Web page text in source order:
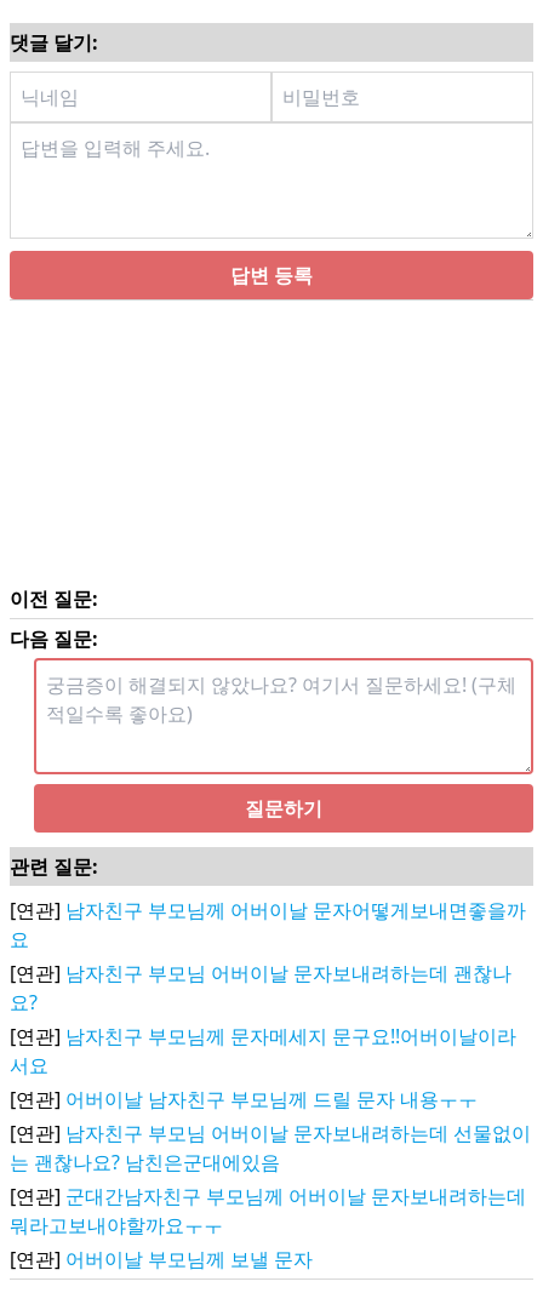
댓글 달기:
답변 등록
이전 질문:
다음 질문:
질문하기
관련 질문:
[연관] 남자친구 부모님께 어버이날 문자어떻게보내면좋을까
요
[연관] 남자친구 부모님 어버이날 문자보내려하는데 괜찮나
요?
[연관] 남자친구 부모님께 문자메세지 문구요!!어버이날이라
서요
[연관] 어버이날 남자친구 부모님께 드릴 문자 내용ㅜㅜ
[연관] 남자친구 부모님 어버이날 문자보내려하는데 선물없이
는 괜찮나요? 남친은군대에있음
[연관] 군대간남자친구 부모님께 어버이날 문자보내려하는데
뭐라고보내야할까요ㅜㅜ
[연관] 어버이날 부모님께 보낼 문자